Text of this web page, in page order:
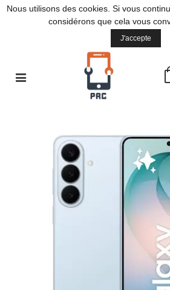
Nous utilisons des cookies. Si vous
considérons que cela vous
J'accepte